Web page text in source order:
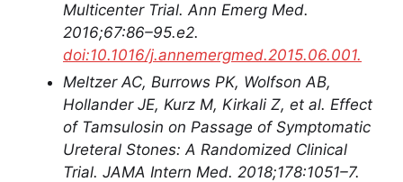
Multicenter Trial. Ann Emerg Med.
2016;67:86–95.e2.
doi:10.1016/j.annemergmed.2015.06.001.
Meltzer AC, Burrows PK, Wolfson AB,
Hollander JE, Kurz M, Kirkali Z, et al. Effect
of Tamsulosin on Passage of Symptomatic
Ureteral Stones: A Randomized Clinical
Trial. JAMA Intern Med. 2018;178:1051–7.